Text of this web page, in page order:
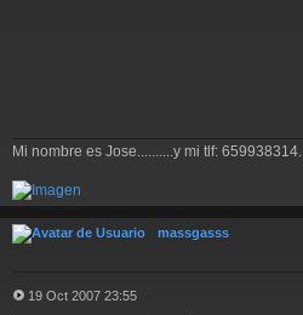
Mi nombre es Jose..........y mi tlf: 659938314.
massgasss
19 Oct 2007 23:55